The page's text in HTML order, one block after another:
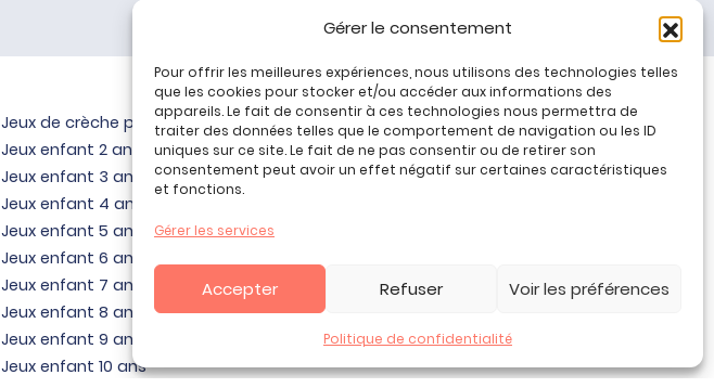
Gérer le consentement
Pour offrir les meilleures expériences, nous utilisons des technologies telles
que les cookies pour stocker et/ou accéder aux informations des
appareils. Le fait de consentir à ces technologies nous permettra de
traiter des données telles que le comportement de navigation ou les ID
uniques sur ce site. Le fait de ne pas consentir ou de retirer son
consentement peut avoir un effet négatif sur certaines caractéristiques
et fonctions.
Gérer les services
Accepter Refuser Voir les préférences
Politique de confidentialité
Jeux de crèche pour bébé
Jeux enfant 2 ans
Jeux enfant 3 ans
Jeux enfant 4 ans
Jeux enfant 5 ans
Jeux enfant 6 ans
Jeux enfant 7 ans
Jeux enfant 8 ans
Jeux enfant 9 ans
Jeux enfant 10 ans
Tous nos produits
Promos jeux de loisirs créatifs
Plan du site